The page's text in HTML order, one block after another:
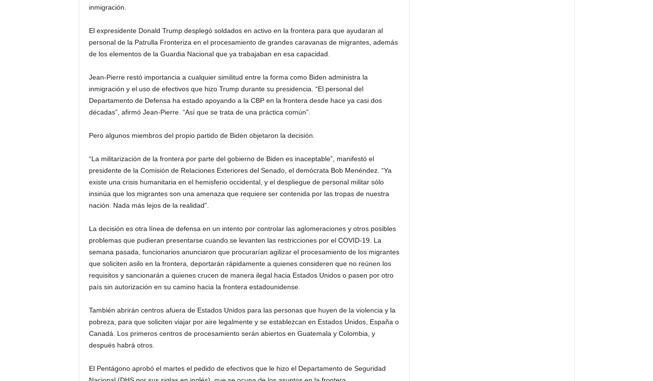
inmigración.
El expresidente Donald Trump desplegó soldados en activo en la frontera para que ayudaran al
personal de la Patrulla Fronteriza en el procesamiento de grandes caravanas de migrantes, además
de los elementos de la Guardia Nacional que ya trabajaban en esa capacidad.
Jean-Pierre restó importancia a cualquier similitud entre la forma como Biden administra la
inmigración y el uso de efectivos que hizo Trump durante su presidencia. “El personal del
Departamento de Defensa ha estado apoyando a la CBP en la frontera desde hace ya casi dos
décadas”, afirmó Jean-Pierre. “Así que se trata de una práctica común”.
Pero algunos miembros del propio partido de Biden objetaron la decisión.
“La militarización de la frontera por parte del gobierno de Biden es inaceptable”, manifestó el
presidente de la Comisión de Relaciones Exteriores del Senado, el demócrata Bob Menéndez. “Ya
existe una crisis humanitaria en el hemisferio occidental, y el despliegue de personal militar sólo
insinúa que los migrantes son una amenaza que requiere ser contenida por las tropas de nuestra
nación. Nada más lejos de la realidad”.
La decisión es otra línea de defensa en un intento por controlar las aglomeraciones y otros posibles
problemas que pudieran presentarse cuando se levanten las restricciones por el COVID-19. La
semana pasada, funcionarios anunciaron que procurarían agilizar el procesamiento de los migrantes
que soliciten asilo en la frontera, deportarán rápidamente a quienes consideren que no reúnen los
requisitos y sancionarán a quienes crucen de manera ilegal hacia Estados Unidos o pasen por otro
país sin autorización en su camino hacia la frontera estadounidense.
También abrirán centros afuera de Estados Unidos para las personas que huyen de la violencia y la
pobreza, para que soliciten viajar por aire legalmente y se establezcan en Estados Unidos, España o
Canadá. Los primeros centros de procesamiento serán abiertos en Guatemala y Colombia, y
después habrá otros.
El Pentágono aprobó el martes el pedido de efectivos que le hizo el Departamento de Seguridad